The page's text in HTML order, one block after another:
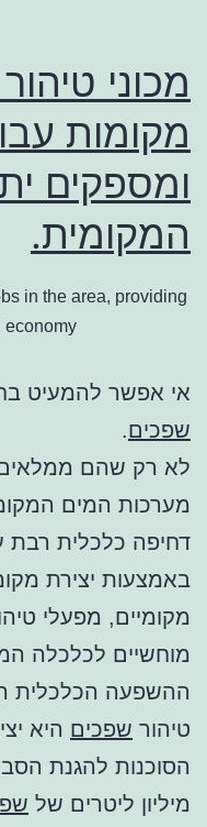
מכוני
מקומות
ומספקים
המקומית.
in the area, providing
אי אפשר להמעיט
שפכים.
לא רק שהם
מערכות המים
דחיפה כלכלית רבת
באמצעות יצירת
מקומיים, מפעלי
מוחשיים לכלכלה
ההשפעה הכלכלית
טיהור שפכים היא
הסוכנות להגנת
מיליון ליטרים של